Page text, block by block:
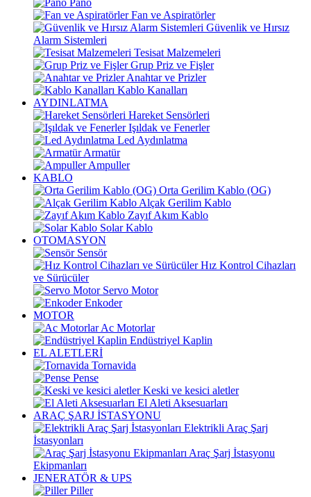
Pano
Fan ve Aspiratörler
Güvenlik ve Hırsız
Alarm Sistemleri
Tesisat Malzemeleri
Grup Priz ve Fişler
Anahtar ve Prizler
Kablo Kanalları
AYDINLATMA
Hareket Sensörleri
Işıldak ve Fenerler
Led Aydınlatma
Armatür
Ampuller
KABLO
Orta Gerilim Kablo (OG)
Alçak Gerilim Kablo
Zayıf Akım Kablo
Solar Kablo
OTOMASYON
Sensör
Hız Kontrol Cihazları
ve Sürücüler
Servo Motor
Enkoder
MOTOR
Ac Motorlar
Endüstriyel Kaplin
EL ALETLERİ
Tornavida
Pense
Keski ve kesici aletler
El Aleti Aksesuarları
ARAÇ ŞARJ İSTASYONU
Elektrikli Araç Şarj
İstasyonları
Araç Şarj İstasyonu
Ekipmanları
JENERATÖR & UPS
Piller